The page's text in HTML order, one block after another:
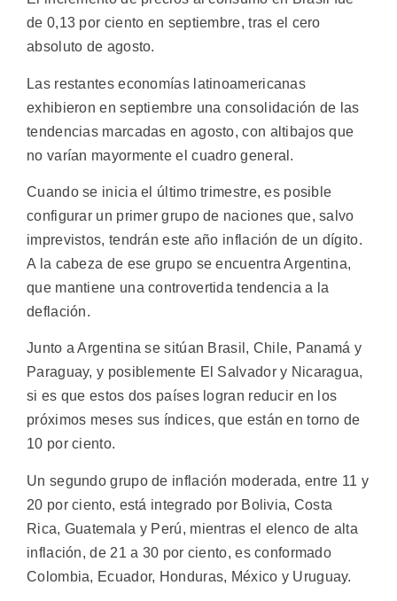
de 0,13 por ciento en septiembre, tras el cero
absoluto de agosto.
Las restantes economías latinoamericanas
exhibieron en septiembre una consolidación de las
tendencias marcadas en agosto, con altibajos que
no varían mayormente el cuadro general.
Cuando se inicia el último trimestre, es posible
configurar un primer grupo de naciones que, salvo
imprevistos, tendrán este año inflación de un dígito.
A la cabeza de ese grupo se encuentra Argentina,
que mantiene una controvertida tendencia a la
deflación.
Junto a Argentina se sitúan Brasil, Chile, Panamá y
Paraguay, y posiblemente El Salvador y Nicaragua,
si es que estos dos países logran reducir en los
próximos meses sus índices, que están en torno de
10 por ciento.
Un segundo grupo de inflación moderada, entre 11 y
20 por ciento, está integrado por Bolivia, Costa
Rica, Guatemala y Perú, mientras el elenco de alta
inflación, de 21 a 30 por ciento, es conformado
Colombia, Ecuador, Honduras, México y Uruguay.